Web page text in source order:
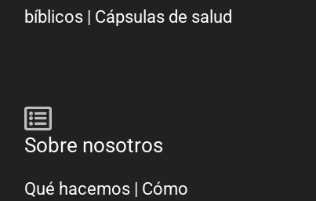
bíblicos| Cápsulas de salud
Sobre nosotros
Qué hacemos| Cómo